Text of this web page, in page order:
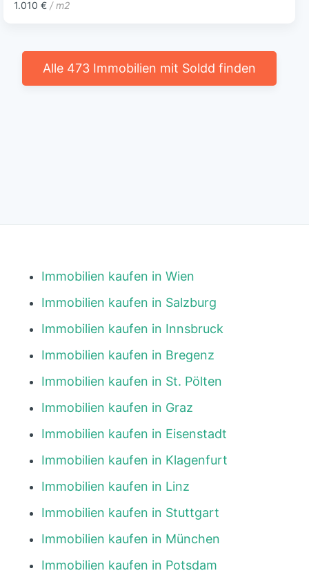
1.010 € / m2
Alle 473 Immobilien mit Soldd finden
Immobilien kaufen in Wien
Immobilien kaufen in Salzburg
Immobilien kaufen in Innsbruck
Immobilien kaufen in Bregenz
Immobilien kaufen in St. Pölten
Immobilien kaufen in Graz
Immobilien kaufen in Eisenstadt
Immobilien kaufen in Klagenfurt
Immobilien kaufen in Linz
Immobilien kaufen in Stuttgart
Immobilien kaufen in München
Immobilien kaufen in Potsdam